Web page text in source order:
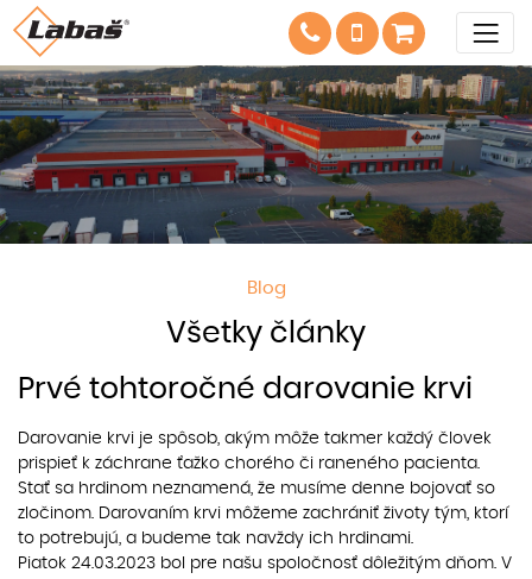
Blog
Všetky články
Prvé tohtoročné darovanie krvi
Darovanie krvi je spôsob, akým môže takmer každý človek
prispieť k záchrane ťažko chorého či raneného pacienta.
Stať sa hrdinom neznamená, že musíme denne bojovať so
zločinom. Darovaním krvi môžeme zachrániť životy tým, ktorí
to potrebujú, a budeme tak navždy ich hrdinami.
Piatok 24.03.2023 bol pre našu spoločnosť dôležitým dňom. V